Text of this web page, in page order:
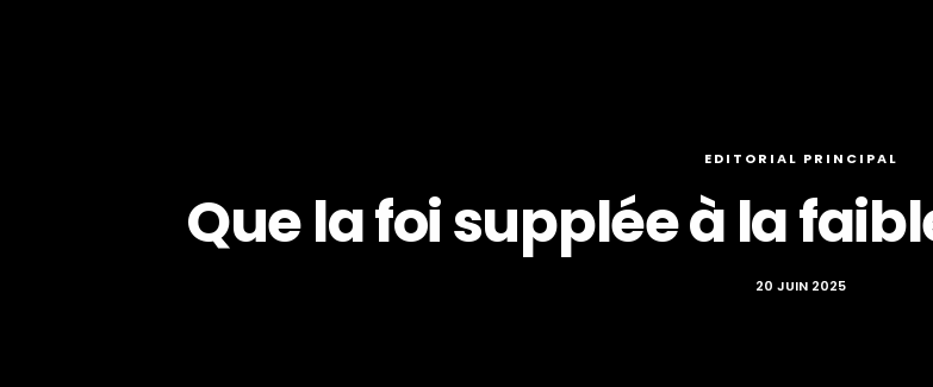
EDITORIAL PRINCIPAL
Que la foi supplée à la
20 JUIN 2025